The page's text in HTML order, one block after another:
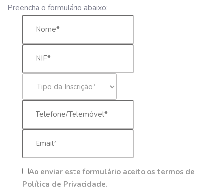
Preencha o formulário abaixo:
Ao enviar este formulário aceito os termos de
Política de Privacidade.